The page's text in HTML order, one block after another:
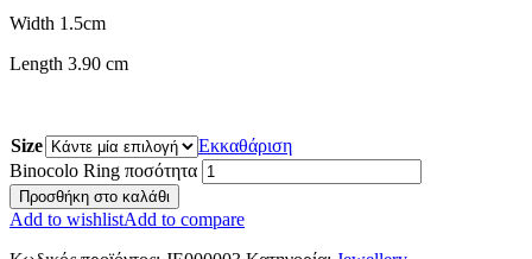
Width 1.5cm
Length 3.90 cm
Size
Εκκαθάριση
Binocolo Ring ποσότητα
Προσθήκη στο καλάθι
Add to wishlistAdd to compare